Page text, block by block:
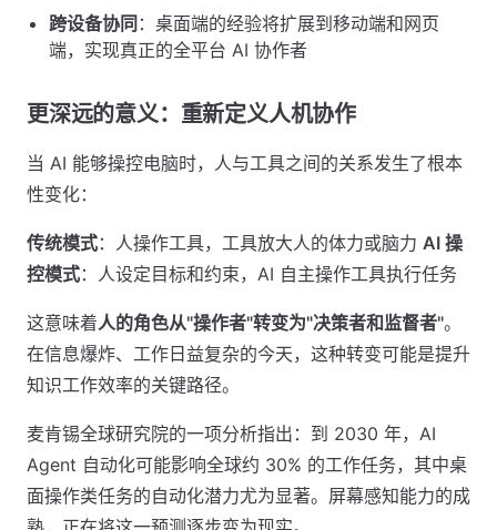
跨设备协同 ：桌面端的经验将扩展到移动端和网页
端，实现真正的全平台 AI 协作者
更深远的意义：重新定义人机协作
当 AI 能够操控电脑时，人与工具之间的关系发生了根本
性变化：
传统模式：人操作工具，工具放大人的体力或脑力 AI 操
控模式：人设定目标和约束，AI 自主操作工具执行任务
这意味着人的角色从"操作者"转变为"决策者和监督者"。
在信息爆炸、工作日益复杂的今天，这种转变可能是提升
知识工作效率的关键路径。
麦肯锡全球研究院的一项分析指出：到 2030 年，AI
Agent 自动化可能影响全球约 30% 的工作任务，其中桌
面操作类任务的自动化潜力尤为显著。屏幕感知能力的成